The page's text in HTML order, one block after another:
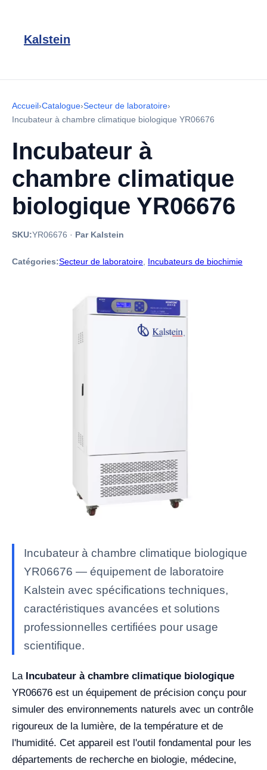
Kalstein
Accueil›Catalogue›Secteur de laboratoire›
Incubateur à chambre climatique biologique YR06676
Incubateur à
chambre climatique
biologique YR06676
SKU:YR06676 · Par Kalstein
Catégories:Secteur de laboratoire Incubateurs de biochimie
Incubateur à chambre climatique biologique
YR06676 — équipement de laboratoire
Kalstein avec spécifications techniques,
caractéristiques avancées et solutions
professionnelles certifiées pour usage
scientifique.
La Incubateur à chambre climatique biologique
YR06676 est un équipement de précision conçu pour
simuler des environnements naturels avec un contrôle
rigoureux de la lumière, de la température et de
l'humidité. Cet appareil est l'outil fondamental pour les
départements de recherche en biologie, médecine,